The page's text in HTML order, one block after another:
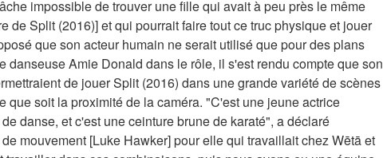
impossible de trouver une fille qui avait à peu près le même
de Split (2016)] et qui pourrait faire tout ce truc physique et jouer
que son acteur humain ne serait utilisé que pour des plans
Amie Donald dans le rôle, il s'est rendu compte que son
de jouer Split (2016) dans une grande variété de scènes
soit la proximité de la caméra. "C'est une jeune actrice
danse, et c'est une ceinture brune de karaté", a déclaré
mouvement [Luke Hawker] pour elle qui travaillait chez Wētā et